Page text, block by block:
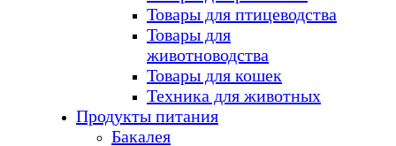
Товары для птицеводства
Товары для
животноводства
Товары для кошек
Техника для животных
Продукты питания
Бакалея